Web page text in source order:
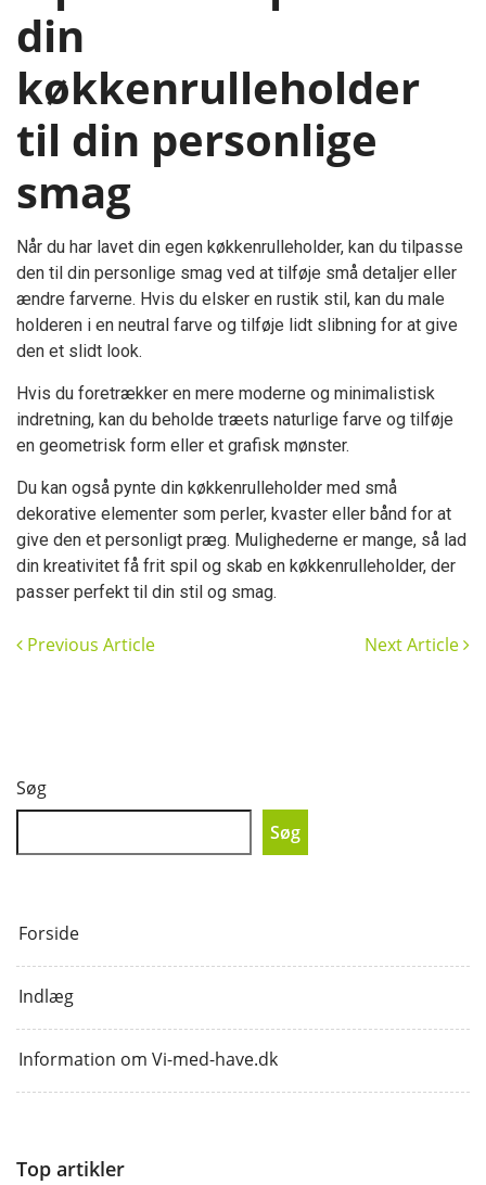
din
køkkenrulleholder
til din personlige
smag
Når du har lavet din egen køkkenrulleholder, kan du tilpasse
den til din personlige smag ved at tilføje små detaljer eller
ændre farverne. Hvis du elsker en rustik stil, kan du male
holderen i en neutral farve og tilføje lidt slibning for at give
den et slidt look.
Hvis du foretrækker en mere moderne og minimalistisk
indretning, kan du beholde træets naturlige farve og tilføje
en geometrisk form eller et grafisk mønster.
Du kan også pynte din køkkenrulleholder med små
dekorative elementer som perler, kvaster eller bånd for at
give den et personligt præg. Mulighederne er mange, så lad
din kreativitet få frit spil og skab en køkkenrulleholder, der
passer perfekt til din stil og smag.
Previous Article Next Article
Søg
Søg
Forside
Indlæg
Information om Vi-med-have.dk
Top artikler